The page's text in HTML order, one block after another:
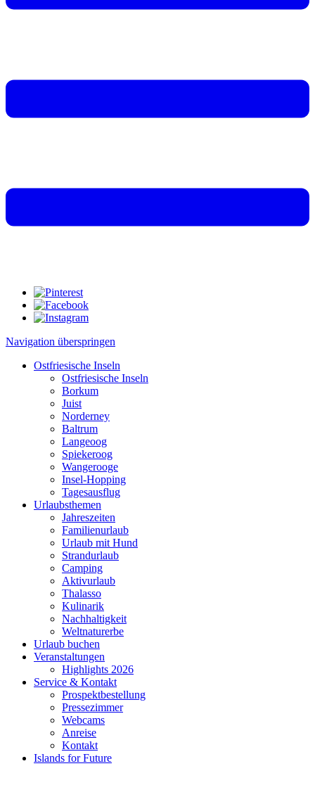
Navigation überspringen
Ostfriesische Inseln
Ostfriesische Inseln
Borkum
Juist
Norderney
Baltrum
Langeoog
Spiekeroog
Wangerooge
Insel-Hopping
Tagesausflug
Urlaubsthemen
Jahreszeiten
Familienurlaub
Urlaub mit Hund
Strandurlaub
Camping
Aktivurlaub
Thalasso
Kulinarik
Nachhaltigkeit
Weltnaturerbe
Urlaub buchen
Veranstaltungen
Highlights 2026
Service & Kontakt
Prospektbestellung
Pressezimmer
Webcams
Anreise
Kontakt
Islands for Future